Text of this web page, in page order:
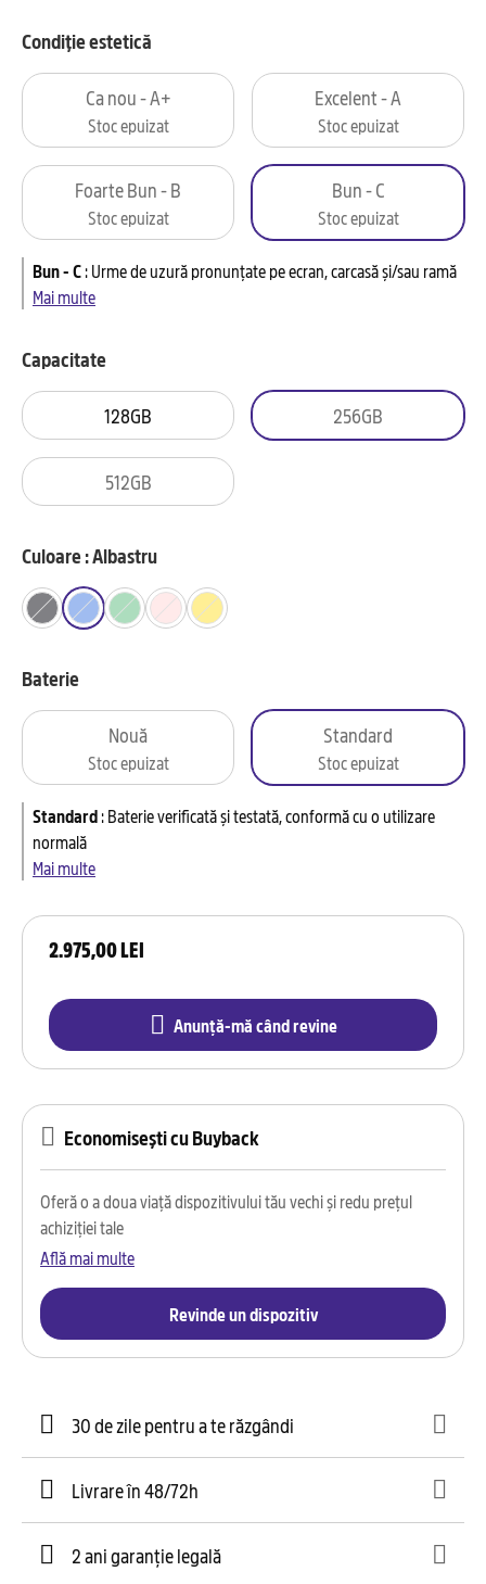
2.975,00 LEI
Anunță-mă când revine
Condiție estetică
Ca nou - A+
Stoc epuizat
Excelent - A
Stoc epuizat
Foarte Bun - B
Stoc epuizat
Bun - C
Stoc epuizat
Bun - C:Urme de uzură pronunțate pe ecran, carcasă și/sau ramă
Mai multe
Capacitate
128GB 256GB
512GB
Culoare : Albastru
Baterie
Nouă
Stoc epuizat
Standard
Stoc epuizat
Standard:Baterie verificată și testată, conformă cu o utilizare
normală
Mai multe
Economisești cu Buyback
Oferă o a doua viață dispozitivului tău vechi și redu prețul
achiziției tale
Află mai multe
Revinde un dispozitiv
30 de zile pentru a te răzgândi
Livrare în 48/72h
2 ani garanție legală